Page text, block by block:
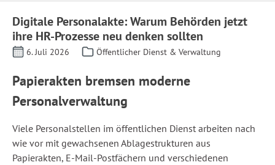
Digitale Personalakte: Warum Behörden jetzt
ihre HR-Prozesse neu denken sollten
6. Juli 2026 Öffentlicher Dienst & Verwaltung
Papierakten bremsen moderne
Personalverwaltung
Viele Personalstellen im öffentlichen Dienst arbeiten nach
wie vor mit gewachsenen Ablagestrukturen aus
Papierakten, E-Mail-Postfächern und verschiedenen